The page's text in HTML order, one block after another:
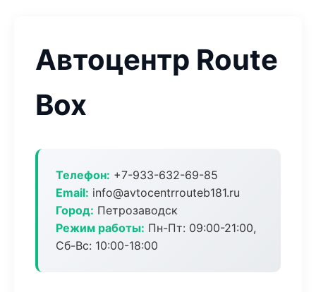
Автоцентр Route
Box
Телефон: +7-933-632-69-85
Email: info@avtocentrrouteb181.ru
Город: Петрозаводск
Режим работы: Пн-Пт: 09:00-21:00,
Сб-Вс: 10:00-18:00